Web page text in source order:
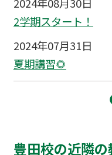
2学期スタート！
2024年07月31日
夏期講習🌻
豊田校の近隣